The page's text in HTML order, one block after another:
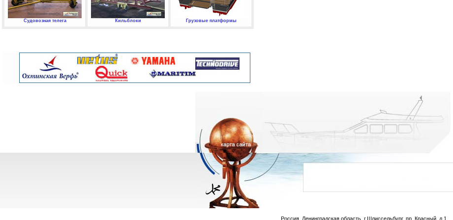
Судовозная телега Кильблоки Грузовые платформы
Россия, Ленинградская область, г.Шлиссельбург, пр. Красный, д.1